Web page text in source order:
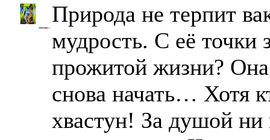
Природа не терпит
мудрость. С её точки
прожитой жизни?
снова начать… Хотя
хвастун! За душой